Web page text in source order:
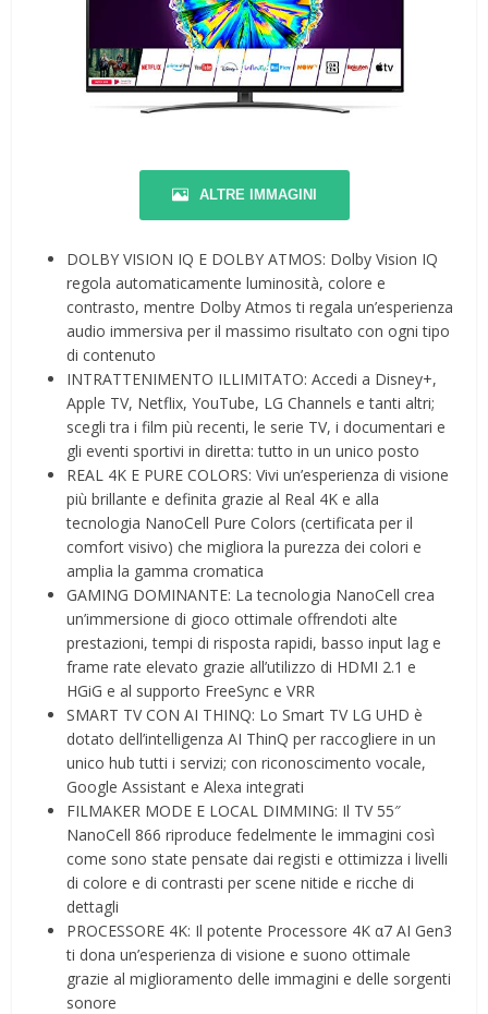
ALTRE IMMAGINI
DOLBY VISION IQ E DOLBY ATMOS: Dolby Vision IQ
regola automaticamente luminosità, colore e
contrasto, mentre Dolby Atmos ti regala un’esperienza
audio immersiva per il massimo risultato con ogni tipo
di contenuto
INTRATTENIMENTO ILLIMITATO: Accedi a Disney+,
Apple TV, Netflix, YouTube, LG Channels e tanti altri;
scegli tra i film più recenti, le serie TV, i documentari e
gli eventi sportivi in diretta: tutto in un unico posto
REAL 4K E PURE COLORS: Vivi un’esperienza di visione
più brillante e definita grazie al Real 4K e alla
tecnologia NanoCell Pure Colors (certificata per il
comfort visivo) che migliora la purezza dei colori e
amplia la gamma cromatica
GAMING DOMINANTE: La tecnologia NanoCell crea
un’immersione di gioco ottimale offrendoti alte
prestazioni, tempi di risposta rapidi, basso input lag e
frame rate elevato grazie all’utilizzo di HDMI 2.1 e
HGiG e al supporto FreeSync e VRR
SMART TV CON AI THINQ: Lo Smart TV LG UHD è
dotato dell’intelligenza AI ThinQ per raccogliere in un
unico hub tutti i servizi; con riconoscimento vocale,
Google Assistant e Alexa integrati
FILMAKER MODE E LOCAL DIMMING: Il TV 55″
NanoCell 866 riproduce fedelmente le immagini così
come sono state pensate dai registi e ottimizza i livelli
di colore e di contrasti per scene nitide e ricche di
dettagli
PROCESSORE 4K: Il potente Processore 4K α7 AI Gen3
ti dona un’esperienza di visione e suono ottimale
grazie al miglioramento delle immagini e delle sorgenti
sonore